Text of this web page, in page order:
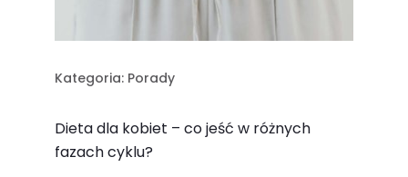
Kategoria: Porady
Dieta dla kobiet – co jeść w różnych
fazach cyklu?